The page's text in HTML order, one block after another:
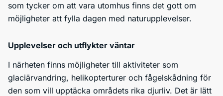
som tycker om att vara utomhus finns det gott om
möjligheter att fylla dagen med naturupplevelser.
Upplevelser och utflykter väntar
I närheten finns möjligheter till aktiviteter som
glaciärvandring, helikopterturer och fågelskådning för
den som vill upptäcka områdets rika djurliv. Det är lätt